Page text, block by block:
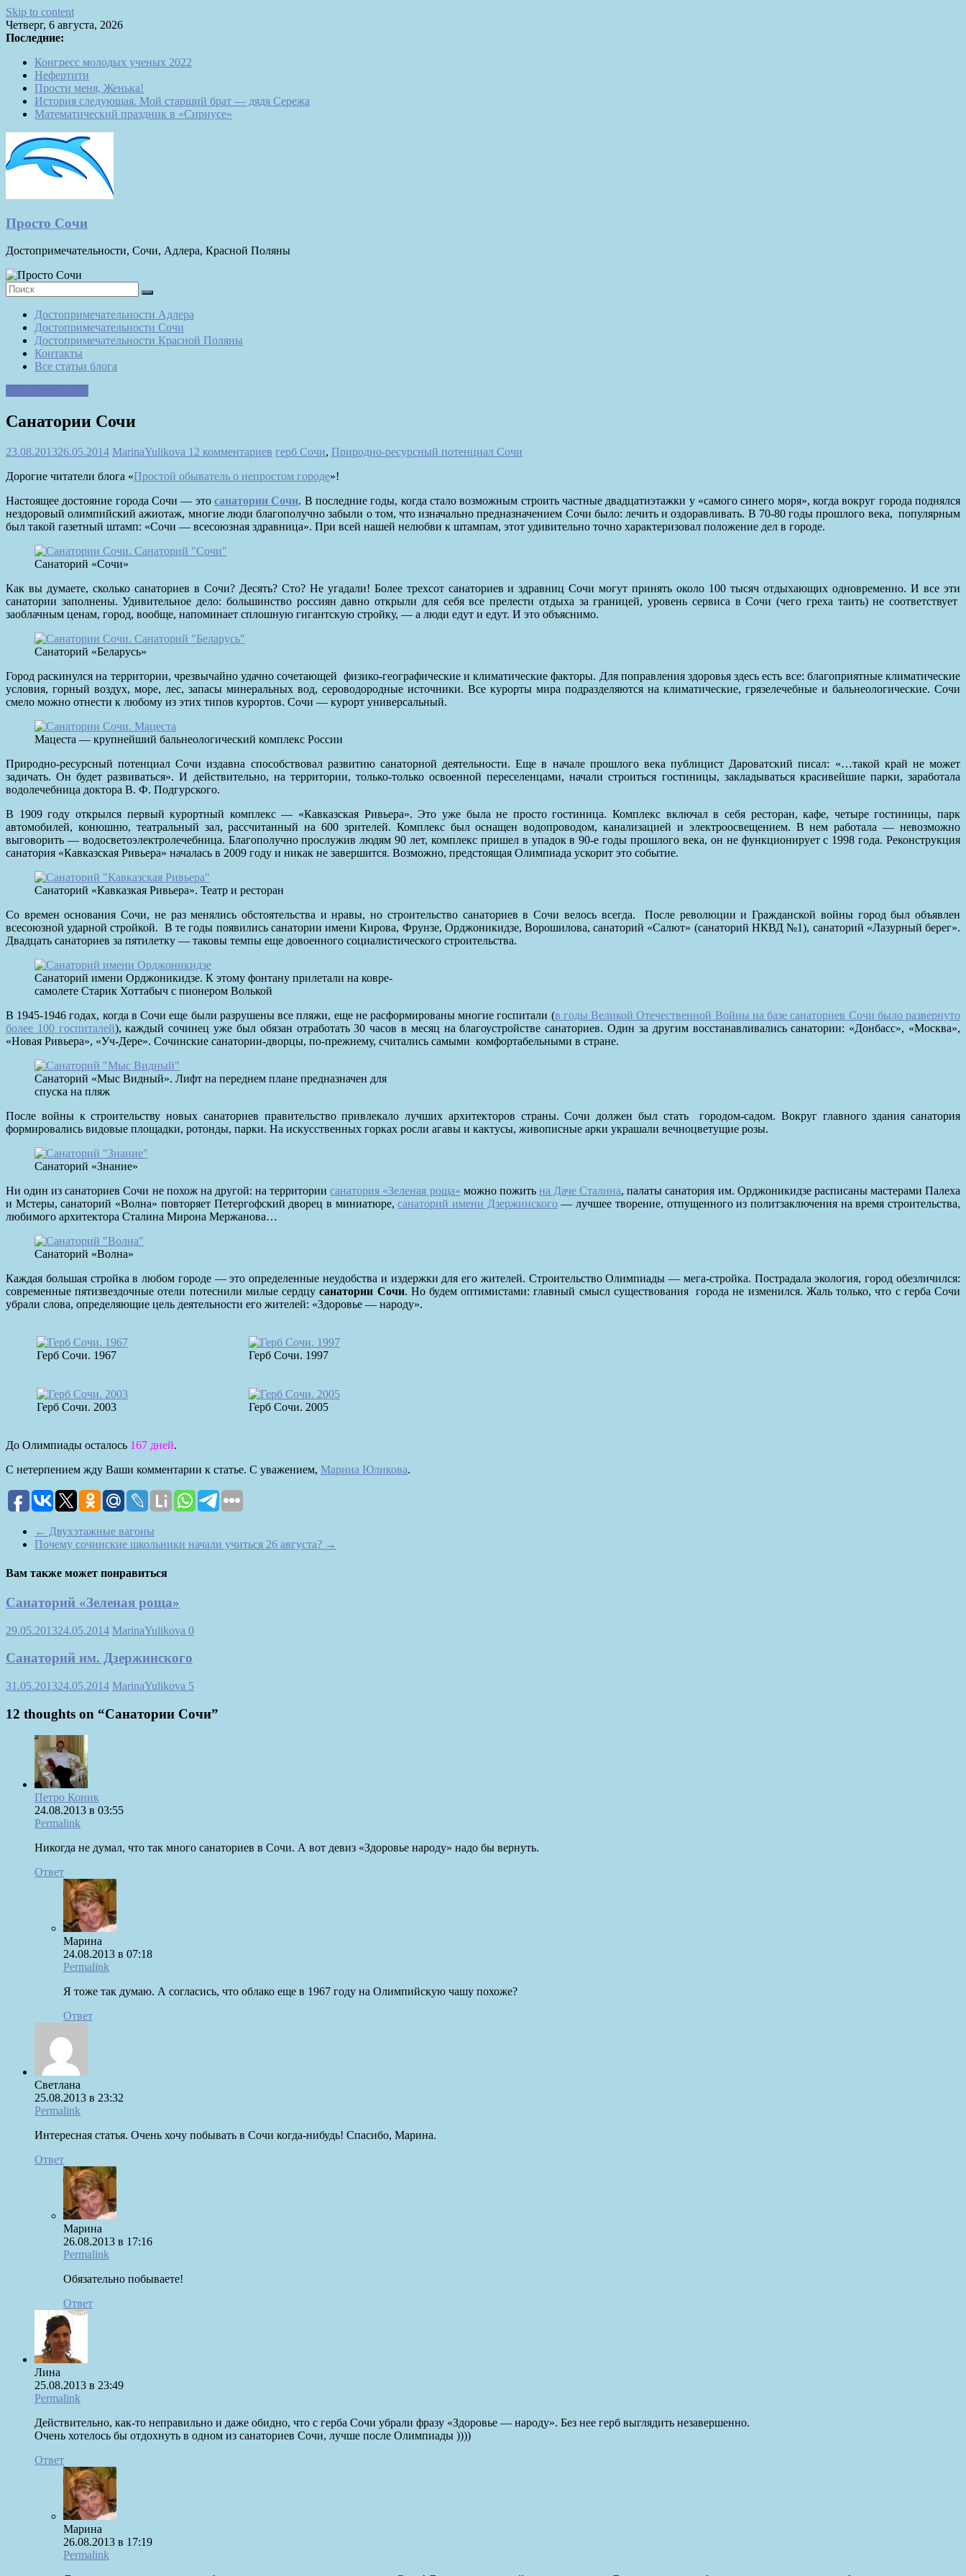
Skip to content
Четверг, 6 августа, 2026
Последние:
Конгресс молодых ученых 2022
Нефертити
Прости меня, Женька!
История следующая. Мой старший брат — дядя Сережа
Математический праздник в «Сириусе»
Просто Сочи
Достопримечательности, Сочи, Адлера, Красной Поляны
Достопримечательности Адлера
Достопримечательности Сочи
Достопримечательности Красной Поляны
Контакты
Все статьи блога
Санатории Сочи
23.08.201326.05.2014 MarinaYulikova 12 комментариев герб Сочи, Природно-ресурсный потенциал Сочи
Дорогие читатели блога «Простой обыватель о непростом городе»!
Настоящее достояние города Сочи — это санатории Сочи. В последние годы, когда стало возможным строить частные двадцатиэтажки у «самого синего моря», когда вокруг города поднялся
нездоровый олимпийский ажиотаж, многие люди благополучно забыли о том, что изначально предназначением Сочи было: лечить и оздоравливать. В 70-80 годы прошлого века, популярным
был такой газетный штамп: «Сочи — всесоюзная здравница». При всей нашей нелюбви к штампам, этот удивительно точно характеризовал положение дел в городе.
Санаторий «Сочи»
Как вы думаете, сколько санаториев в Сочи?Десять? Сто? Не угадали! Более трехсот санаториев и здравниц Сочи могут принять около 100 тысяч отдыхающих одновременно. И все эти
санатории заполнены. Удивительное дело: большинство россиян давно открыли для себя все прелести отдыха за границей, уровень сервиса в Сочи (чего греха таить) не соответствует
заоблачным ценам, город, вообще, напоминает сплошную гигантскую стройку, — а люди едут и едут. И это объяснимо.
Санаторий «Беларусь»
Город раскинулся на территории, чрезвычайно удачно сочетающей физико-географические и климатические факторы. Для поправления здоровья здесь есть все: благоприятные климатические
условия, горный воздух, море, лес, запасы минеральных вод, сероводородные источники. Все курорты мира подразделяются на климатические, грязелечебные и бальнеологические. Сочи
смело можно отнести к любому из этих типов курортов. Сочи — курорт универсальный.
Мацеста — крупнейший бальнеологический комплекс России
Природно-ресурсный потенциал Сочи издавна способствовал развитию санаторной деятельности. Еще в начале прошлого века публицист Дароватский писал: «…такой край не может
задичать. Он будет развиваться». И действительно, на территории, только-только освоенной переселенцами, начали строиться гостиницы, закладываться красивейшие парки, заработала
водолечебница доктора В. Ф. Подгурского.
В 1909 году открылся первый курортный комплекс — «Кавказская Ривьера». Это уже была не просто гостиница. Комплекс включал в себя ресторан, кафе, четыре гостиницы, парк
автомобилей, конюшню, театральный зал, рассчитанный на 600 зрителей. Комплекс был оснащен водопроводом, канализацией и электроосвещением. В нем работала — невозможно
выговорить — водосветоэлектролечебница. Благополучно прослужив людям 90 лет, комплекс пришел в упадок в 90-е годы прошлого века, он не функционирует с 1998 года. Реконструкция
санатория «Кавказская Ривьера» началась в 2009 году и никак не завершится. Возможно, предстоящая Олимпиада ускорит это событие.
Санаторий «Кавказкая Ривьера». Театр и ресторан
Со времен основания Сочи, не раз менялись обстоятельства и нравы, но строительство санаториев в Сочи велось всегда.
После революции и Гражданской войны город был объявлен
всесоюзной ударной стройкой. В те годы появились санатории имени Кирова, Фрунзе, Орджоникидзе, Ворошилова, санаторий «Салют» (санаторий НКВД №1), санаторий «Лазурный берег».
Двадцать санаториев за пятилетку — таковы темпы еще довоенного социалистического строительства.
Санаторий имени Орджоникидзе. К этому фонтану прилетали на ковре-
самолете Старик Хоттабыч с пионером Волькой
В 1945-1946 годах, когда в Сочи еще были разрушены все пляжи, еще не расформированы многие госпитали (в годы Великой Отечественной Войны на базе санаториев Сочи было развернуто
более 100 госпиталей), каждый сочинец уже был обязан отработать 30 часов в месяц на благоустройстве санаториев. Один за другим восстанавливались санатории: «Донбасс», «Москва»,
«Новая Ривьера», «Уч-Дере». Сочинские санатории-дворцы, по-прежнему, считались самыми комфортабельными в стране.
Санаторий «Мыс Видный». Лифт на переднем плане предназначен для
спуска на пляж
После войны к строительству новых санаториев правительство привлекало лучших архитекторов страны. Сочи должен был стать
городом-садом. Вокруг главного здания санатория
формировались видовые площадки, ротонды, парки. На искусственных горках росли агавы и кактусы, живописные арки украшали вечноцветущие розы.
Санаторий «Знание»
Ни один из санаториев Сочи не похож на другой: на территориисанатория «Зеленая роща» можно пожить на Даче Сталина, палаты санатория им. Орджоникидзе расписаны мастерами Палеха
и Мстеры, санаторий «Волна» повторяет Петергофский дворец в миниатюре,санаторий имени Дзержинского— лучшее творение, отпущенного из политзаключения на время строительства,
любимого архитектора Сталина Мирона Мержанова…
Санаторий «Волна»
Каждая большая стройка в любом городе — это определенные неудобства и издержки для его жителей. Строительство Олимпиады — мега-стройка. Пострадала экология, город обезличился:
современные пятизвездочные отели потеснили милые сердцусанатории Сочи. Но будем оптимистами: главный смысл существования
города не изменился. Жаль только, что с герба Сочи
убрали слова, определяющие цель деятельности его жителей: «Здоровье — народу».
Герб Сочи. 1967 Герб Сочи. 1997
Герб Сочи. 2003 Герб Сочи. 2005
До Олимпиады осталось 167 дней.
С нетерпением жду Ваши комментарии к статье. С уважением, Марина Юликова.
← Двухэтажные вагоны
Почему сочинские школьники начали учиться 26 августа? →
Вам также может понравиться
Санаторий «Зеленая роща»
29.05.201324.05.2014 MarinaYulikova 0
Санаторий им. Дзержинского
31.05.201324.05.2014 MarinaYulikova 5
12 thoughts on “Санатории Сочи”
Петро Коник
24.08.2013 в 03:55
Permalink
Никогда не думал, что так много санаториев в Сочи. А вот девиз «Здоровье народу» надо бы вернуть.
Ответ
Марина
24.08.2013 в 07:18
Permalink
Я тоже так думаю. А согласись, что облако еще в 1967 году на Олимпийскую чашу похоже?
Ответ
Светлана
25.08.2013 в 23:32
Permalink
Интересная статья. Очень хочу побывать в Сочи когда-нибудь! Спасибо, Марина.
Ответ
Марина
26.08.2013 в 17:16
Permalink
Обязательно побываете!
Ответ
Лина
25.08.2013 в 23:49
Permalink
Действительно, как-то неправильно и даже обидно, что с герба Сочи убрали фразу «Здоровье — народу». Без нее герб выглядить незавершенно.
Очень хотелось бы отдохнуть в одном из санаториев Сочи, лучше после Олимпиады ))))
Ответ
Марина
26.08.2013 в 17:19
Permalink